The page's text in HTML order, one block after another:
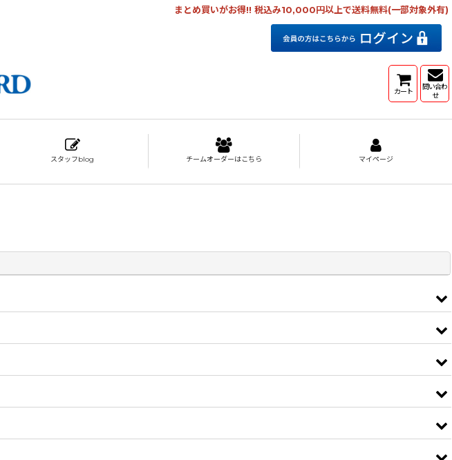
まとめ買いがお得!! 税込み10,000円以上で送料無料(一部対象外有)
カート
問い合わ
せ
スタッフblog チームオーダーはこちら マイページ